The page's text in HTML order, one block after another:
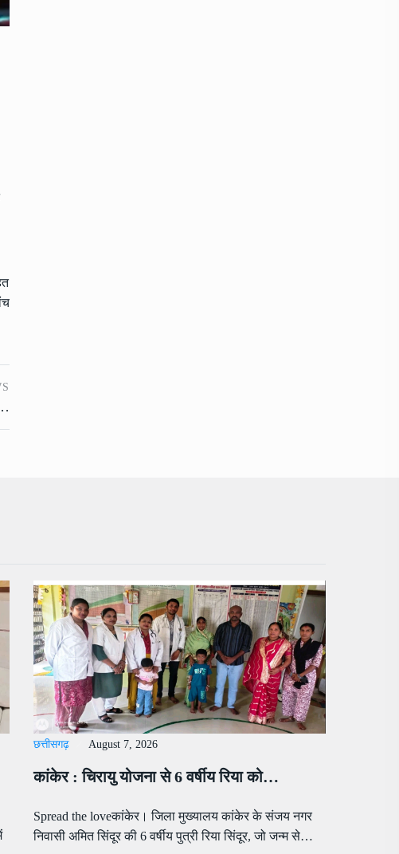
छत्तीसगढ़ August 7, 2026
कांकेर : चिरायु योजना से 6 वर्षीय रिया को…
Spread the loveकांकेर। जिला मुख्यालय कांकेर के संजय नगर
निवासी अमित सिंदूर की 6 वर्षीय पुत्री रिया सिंदूर, जो जन्म से…